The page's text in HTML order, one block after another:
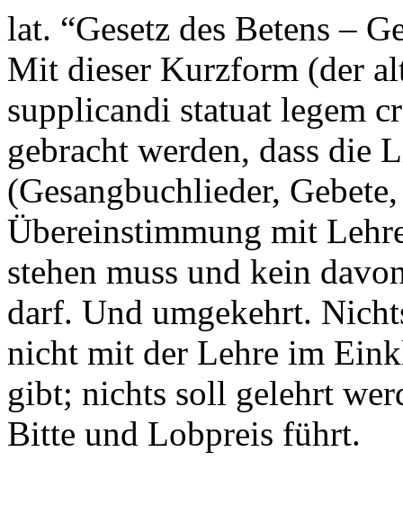
lat. “Gesetz des Betens –
Mit dieser Kurzform (der
supplicandi statuat legem
gebracht werden, dass die
(Gesangbuchlieder,
Übereinstimmung mit
stehen muss und kein
darf. Und umgekehrt.
nicht mit der Lehre im
gibt; nichts soll gelehrt
Bitte und Lobpreis führt.